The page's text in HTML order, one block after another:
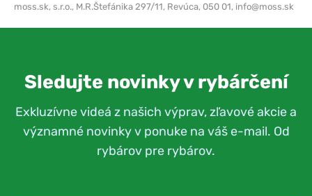
moss.sk, s.r.o., M.R.Štefánika 297/11, Revúca, 050 01, info@moss.sk
Sledujte novinky v rybárčení
Exkluzívne videá z našich výprav, zľavové akcie a
významné novinky v ponuke na váš e-mail. Od
rybárov pre rybárov.